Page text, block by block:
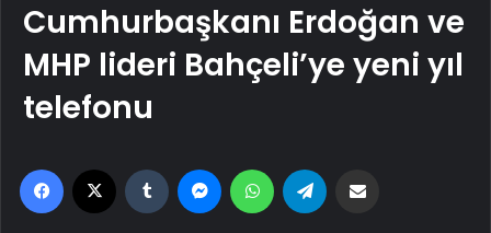
Cumhurbaşkanı Erdoğan ve
MHP lideri Bahçeli’ye yeni yıl
telefonu
Facebook Tumblr MessengerWhatsApp